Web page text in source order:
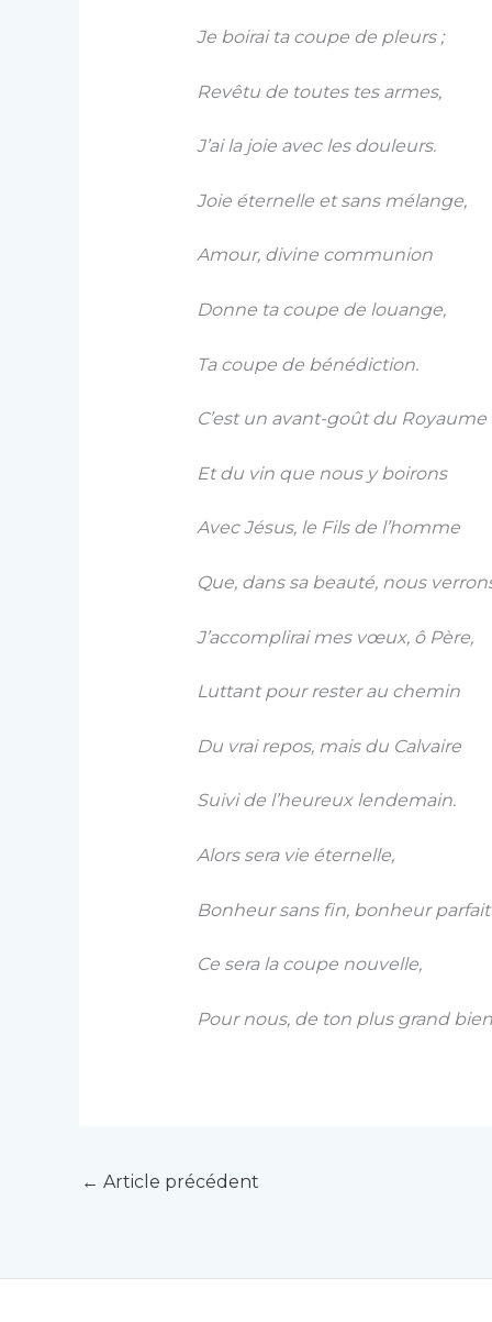
Je boirai ta coupe de pleurs ;
Revêtu de toutes tes armes,
J’ai la joie avec les douleurs.
Joie éternelle et sans mélange,
Amour, divine communion
Donne ta coupe de louange,
Ta coupe de bénédiction.
C’est un avant-goût du Royaume
Et du vin que nous y boirons
Avec Jésus, le Fils de l’homme
Que, dans sa beauté, nous
J’accomplirai mes vœux, ô Père,
Luttant pour rester au chemin
Du vrai repos, mais du Calvaire
Suivi de l’heureux lendemain.
Alors sera vie éternelle,
Bonheur sans fin, bonheur parfait
Ce sera la coupe nouvelle,
Pour nous, de ton plus grand
← Article précédent